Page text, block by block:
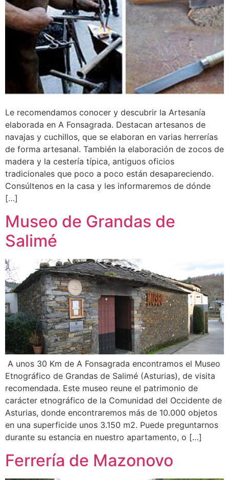
Le recomendamos conocer y descubrir la Artesanía
elaborada en A Fonsagrada. Destacan artesanos de
navajas y cuchillos, que se elaboran en varias herrerías
de forma artesanal. También la elaboración de zocos de
madera y la cestería típica, antiguos oficios
tradicionales que poco a poco están desapareciendo.
Consúltenos en la casa y les informaremos de dónde
[…]
Museo de Grandas de
Salimé
A unos 30 Km de A Fonsagrada encontramos el Museo
Etnográfico de Grandas de Salimé (Asturias), de visita
recomendada. Este museo reune el patrimonio de
carácter etnográfico de la Comunidad del Occidente de
Asturias, donde encontraremos más de 10.000 objetos
en una superficide unos 3.150 m2. Puede preguntarnos
durante su estancia en nuestro apartamento, o […]
Ferrería de Mazonovo